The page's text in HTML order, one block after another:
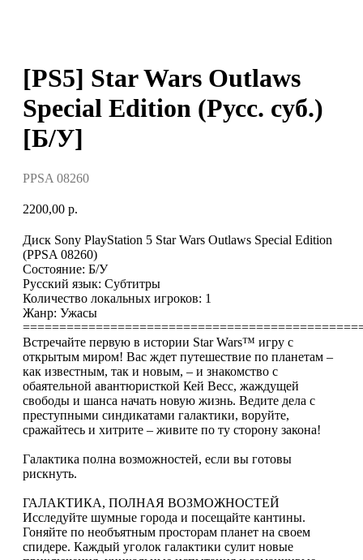
[PS5] Star Wars Outlaws
Special Edition (Русс. суб.)
[Б/У]
PPSA 08260
2200,00 р.
Диск Sony PlayStation 5 Star Wars Outlaws Special Edition
(PPSA 08260)
Состояние: Б/У
Русский язык: Субтитры
Количество локальных игроков: 1
Жанр: Ужасы
Встречайте первую в истории Star Wars™ игру с
открытым миром! Вас ждет путешествие по планетам –
как известным, так и новым, – и знакомство с
обаятельной авантюристкой Кей Весс, жаждущей
свободы и шанса начать новую жизнь. Ведите дела с
преступными синдикатами галактики, воруйте,
сражайтесь и хитрите – живите по ту сторону закона!
Галактика полна возможностей, если вы готовы
рискнуть.
ГАЛАКТИКА, ПОЛНАЯ ВОЗМОЖНОСТЕЙ
Исследуйте шумные города и посещайте кантины.
Гоняйте по необъятным просторам планет на своем
спидере. Каждый уголок галактики сулит новые